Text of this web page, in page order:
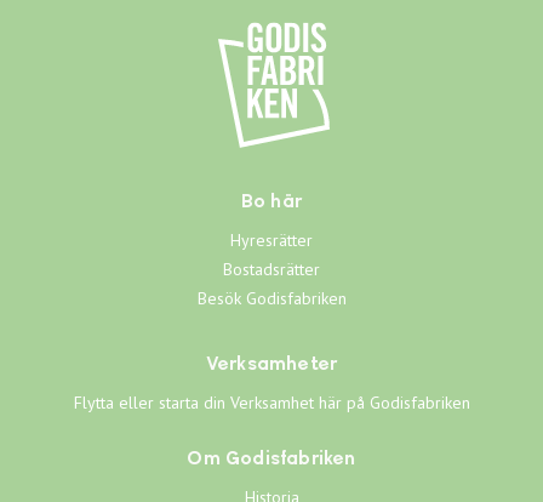
Bo här
Hyresrätter
Bostadsrätter
Besök Godisfabriken
Verksamheter
Flytta eller starta din Verksamhet här på Godisfabriken
Om Godisfabriken
Historia